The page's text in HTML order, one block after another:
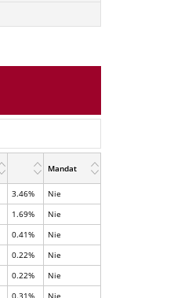
Mandat
3.46%
Nie
1.69%
Nie
0.41%
Nie
0.22%
Nie
0.22%
Nie